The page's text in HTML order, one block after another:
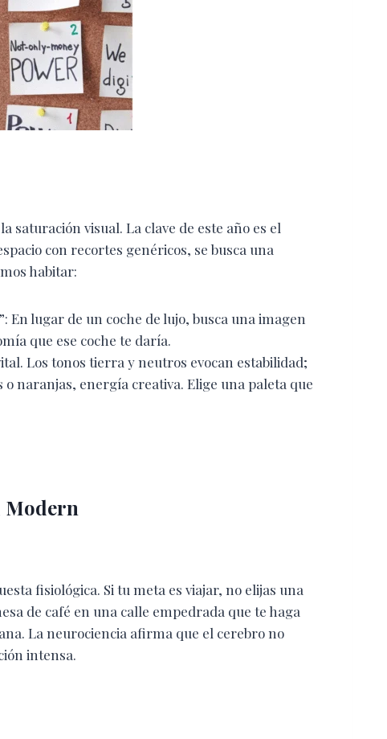
saturación visual. La clave de este año es el
con recortes genéricos, se busca una
habitar:
En lugar de un coche de lujo, busca una imagen
que ese coche te daría.
Los tonos tierra y neutros evocan estabilidad;
naranjas, energía creativa. Elige una paleta que
Modern
fisiológica. Si tu meta es viajar, no elijas una
de café en una calle empedrada que te haga
La neurociencia afirma que el cerebro no
intensa.